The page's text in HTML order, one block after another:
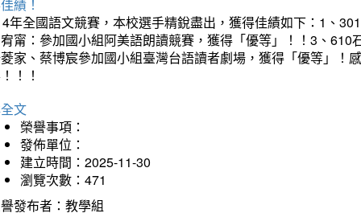
績！
年全國語文競賽，本校選手精銳盡出，獲得佳績如下：1、
甯：參加國小組阿美語朗讀競賽，獲得「優等」！！3、
家、蔡博宸參加國小組臺灣台語讀者劇場，獲得「優等」！
！！
文
榮譽事項：
發佈單位：
建立時間：2025-11-30
瀏覽次數：471
發布者：教學組